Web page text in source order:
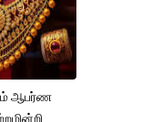
ஆபர்ண